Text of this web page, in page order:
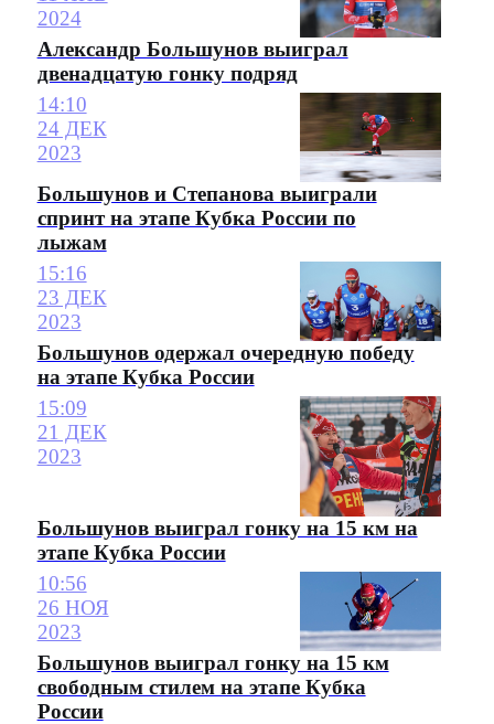
2024
Александр Большунов выиграл
двенадцатую гонку подряд
14:10
24 ДЕК
2023
Большунов и Степанова выиграли
спринт на этапе Кубка России по
лыжам
15:16
23 ДЕК
2023
Большунов одержал очередную победу
на этапе Кубка России
15:09
21 ДЕК
2023
Большунов выиграл гонку на 15 км на
этапе Кубка России
10:56
26 НОЯ
2023
Большунов выиграл гонку на 15 км
свободным стилем на этапе Кубка
России